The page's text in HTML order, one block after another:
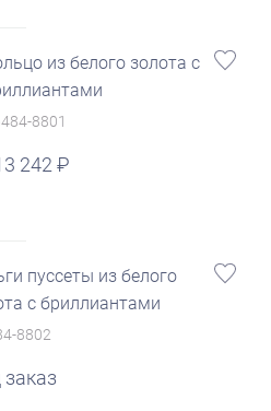
из белого золота с
8801
242
пуссеты из белого
с бриллиантами
8802